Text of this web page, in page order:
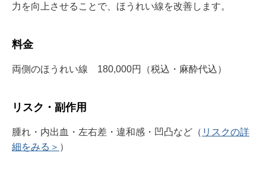
力を向上させることで、ほうれい線を改善します。
料金
両側のほうれい線 180,000円（税込・麻酔代込）
リスク・副作用
腫れ・内出血・左右差・違和感・凹凸など（ リスクの詳
細をみる＞ ）